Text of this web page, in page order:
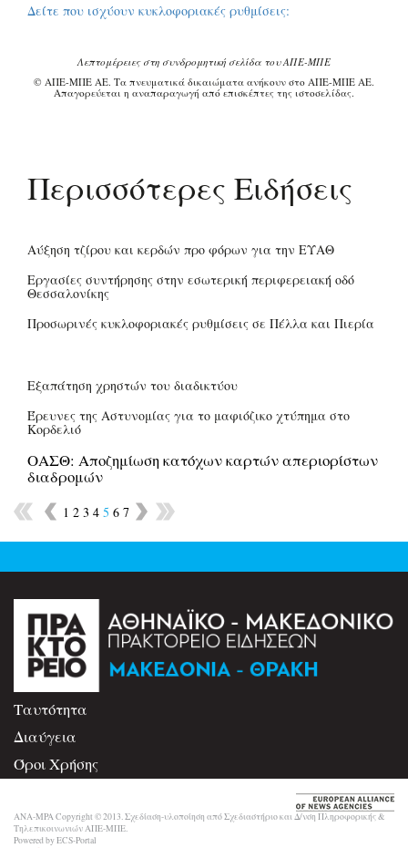
Δείτε που ισχύουν κυκλοφοριακές ρυθμίσεις:
Λεπτομέρειες στη συνδρομητική σελίδα του ΑΠΕ-ΜΠΕ
© ΑΠΕ-ΜΠΕ ΑΕ. Τα πνευματικά δικαιώματα ανήκουν στο ΑΠΕ-ΜΠΕ ΑΕ.
Απαγορεύεται η αναπαραγωγή από επισκέπτες της ιστοσελίδας.
Περισσότερες Ειδήσεις
Αύξηση τζίρου και κερδών προ φόρων για την ΕΥΑΘ
Εργασίες συντήρησης στην εσωτερική περιφερειακή οδό
Θεσσαλονίκης
Προσωρινές κυκλοφοριακές ρυθμίσεις σε Πέλλα και Πιερία
Εξαπάτηση χρηστών του διαδικτύου
Έρευνες της Αστυνομίας για το μαφιόζικο χτύπημα στο
Κορδελιό
ΟΑΣΘ: Αποζημίωση κατόχων καρτών απεριορίστων
διαδρομών
1 2 3 4 5 6 7
Ταυτότητα
Διαύγεια
Όροι Χρήσης
ANA-MPA Copyright © 2013. Σχεδίαση-υλοποίηση από Σχεδιαστήριο και Δ/νση Πληροφορικής &
Τηλεπικοινωνιών ΑΠΕ-ΜΠΕ.
Powered by ECS-Portal